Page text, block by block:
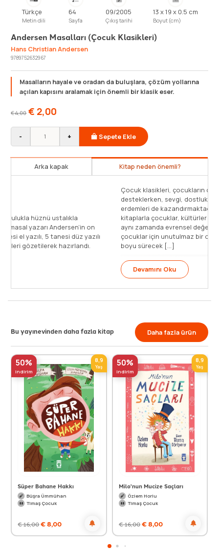
Türkçe
Metin dili
64
Sayfa
09/2005
Çıkış tarihi
13 x 19 x 0.5 cm
Boyut (cm)
Andersen Masalları (Çocuk Klasikleri)
Hans Christian Andersen
9789752632967
Masalların hayale ve oradan da buluşlara, çözüm yollarına
açılan kapısını aralamak için önemli bir klasik eser.
€4,00 € 2,00
- + Sepete Ekle
Arka kapak Kitap neden önemli?
on
Çocuk klasikleri, çocukların duygusal zeka gelişimini
desteklerken, sevgi, dostluk, azim ve mücadele gibi
erdemleri de kazandırmaktadır. Keyifle okuyacakları bu
kitaplarla çocuklar, kültürler arası zenginliği keşfederken
aynı zamanda evrensel değerlerle de donanırlar. Klasikler,
çocuklar için unutulmaz bir okuma deneyimi ve yaşam
boyu sürecek [...]
Bu yayınevinden daha fazla kitap Daha fazla ürün
50%
indirim
8,9
Yaş
Süper Bahane Hakkı
Büşra Ümmühan
Timaş Çocuk
€16,00€8,00
50%
indirim
8,9
Yaş
Milo'nun Mucize Saçları
Özlem Horlu
Timaş Çocuk
€16,00€8,00